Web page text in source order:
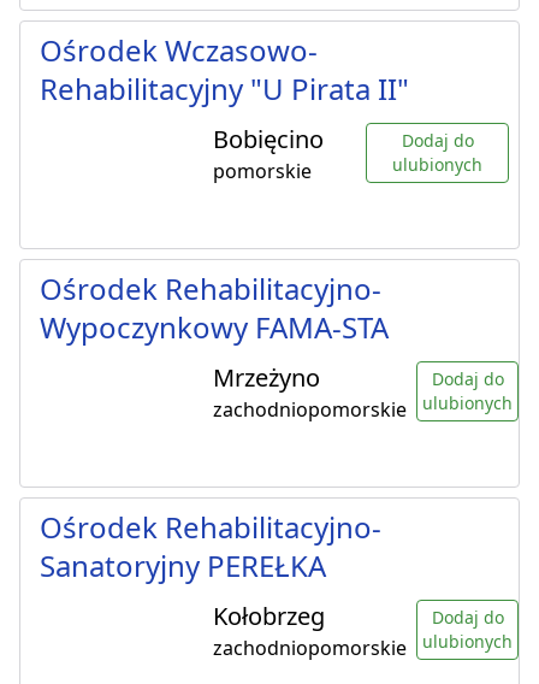
Ośrodek Wczasowo-
Rehabilitacyjny "U Pirata II"
Bobięcino
pomorskie
Dodaj do
ulubionych
Ośrodek Rehabilitacyjno-
Wypoczynkowy FAMA-STA
Mrzeżyno
zachodniopomorskie
Dodaj do
ulubionych
Ośrodek Rehabilitacyjno-
Sanatoryjny PEREŁKA
Kołobrzeg
zachodniopomorskie
Dodaj do
ulubionych